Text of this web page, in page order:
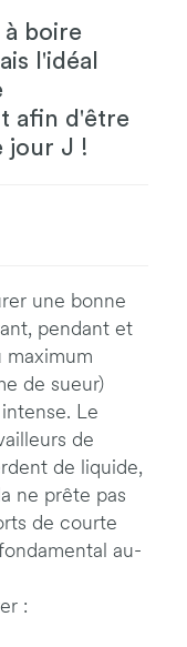
à boire
l'idéal
afin d'être
jour J !
une bonne
pendant et
maximum
de sueur)
Le
de
de liquide,
ne prête pas
de courte
au-
: